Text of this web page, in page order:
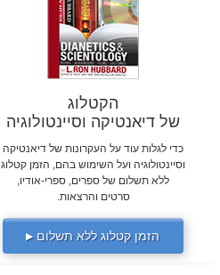
הקטלוג
של דיאנטיקה וסיינטולוגיה
כדי לגלות עוד על העקרונות של דיאנטיקה
וסיינטולוגיה ועל השימוש בהם, הזמן קטלוג
ללא תשלום של ספרים, ספרי-אודיו,
סרטים והרצאות.
הזמן קטלוג ללא תשלום▶